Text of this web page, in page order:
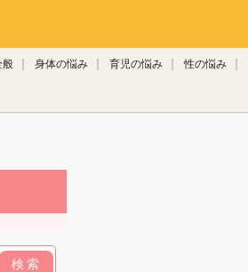
般 身体の悩み 育児の悩み 性の悩み
検索